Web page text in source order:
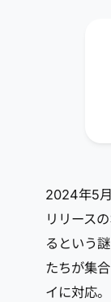
2024年5
リリース
るという
たちが集
イに対応。